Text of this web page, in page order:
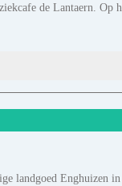
de Lantaern. Op
landgoed Enghuizen